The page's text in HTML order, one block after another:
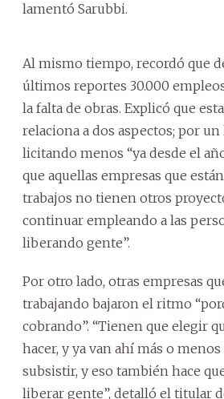
lamentó Sarubbi.
Al mismo tiempo, recordó que
últimos reportes 30.000
la falta de obras. Explicó que
relaciona a dos aspectos; por un
licitando menos “ya desde el
que aquellas empresas que
trabajos no tienen otros
continuar empleando a las
liberando gente”.
Por otro lado, otras empresas
trabajando bajaron el ritmo
cobrando”. “Tienen que elegir
hacer, y ya van ahí más o
subsistir, y eso también hace
liberar gente”, detalló el titular